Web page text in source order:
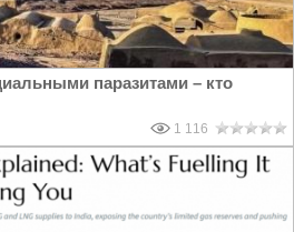
паразитами – кто
1 116